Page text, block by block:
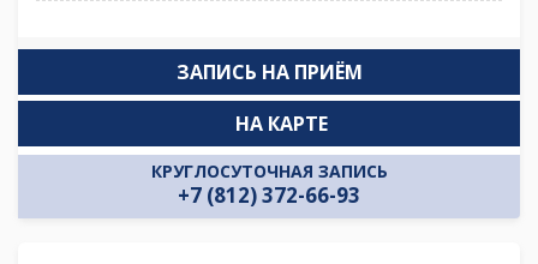
ЗАПИСЬ НА ПРИЁМ
КРУГЛОСУТОЧНАЯ ЗАПИСЬ
+7 (812) 372-66-93
НА КАРТЕ